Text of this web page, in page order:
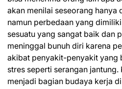
akan menilai seseorang hanya
namun perbedaan yang
sesuatu yang sangat baik dan
meninggal bunuh diri karena
akibat penyakit-penyakit yang
stres seperti serangan jantung.
menjadi bagian budaya kerja